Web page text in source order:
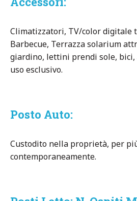
Climatizzatori, TV/color digitale
Barbecue, Terrazza solarium
giardino, lettini prendi sole, bici,
uso esclusivo.
Posto Auto:
Custodito nella proprietà, per
contemporaneamente.